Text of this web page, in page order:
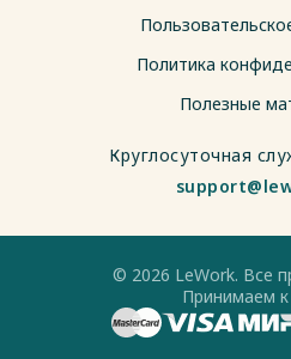
Политика
Полезные
Круглосуточная
© 2026 LeWork. Все
Принимаем